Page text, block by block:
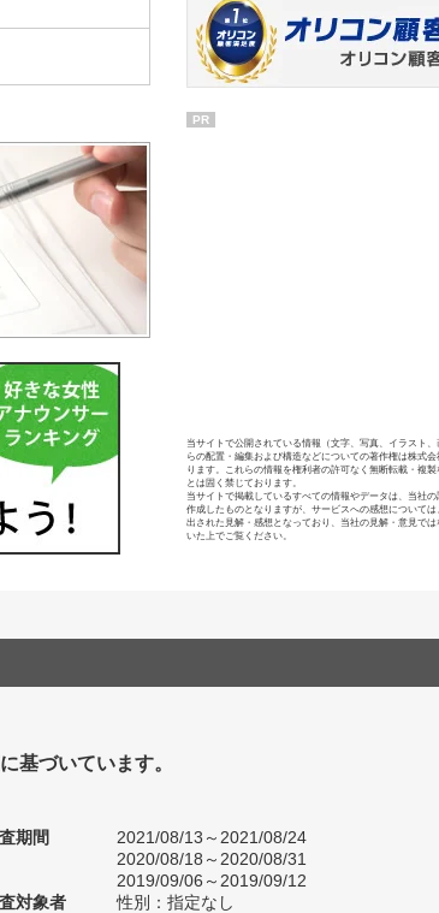
PR
当サイトで公開されている情報（文字、写真、イラスト
らの配置・編集および構造などについての著作権は株式
ります。これらの情報を権利者の許可なく無断転載・複製
とは固く禁じております。
当サイトで掲載しているすべての情報やデータは、当社
作成したものとなりますが、サービスへの感想について
出された見解・感想となっており、当社の見解・意見で
いた上でご覧ください。
基づいています。
期間
2021/08/13～2021/08/24
2020/08/18～2020/08/31
2019/09/06～2019/09/12
対象者
性別：指定なし